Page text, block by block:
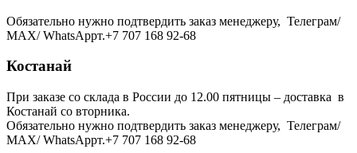
Обязательно нужно подтвердить заказ менеджеру, Телеграм/
МАХ/ WhatsAppт.+7 707 168 92-68
Костанай
При заказе со склада в России до 12.00 пятницы – доставка в
Костанай со вторника.
Обязательно нужно подтвердить заказ менеджеру, Телеграм/
МАХ/ WhatsAppт.+7 707 168 92-68